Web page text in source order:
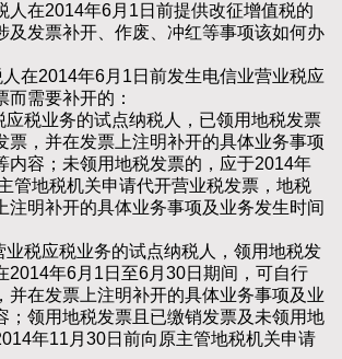
在2014年6月1日前提供改征增值税的
及发票补开、作废、冲红等事项该如何办
2014年6月1日前发生电信业营业税应
而需要补开的：
税业务的试点纳税人，已领用地税发票
票，并在发票上注明补开的具体业务事项
内容；未领用地税发票的，应于2014年
管地税机关申请代开营业税发票，地税
注明补开的具体业务事项及业务发生时间
税应税业务的试点纳税人，领用地税发
2014年6月1日至6月30日期间，可自行
并在发票上注明补开的具体业务事项及业
；领用地税发票且已缴销发票及未领用地
年11月30日前向原主管地税机关申请